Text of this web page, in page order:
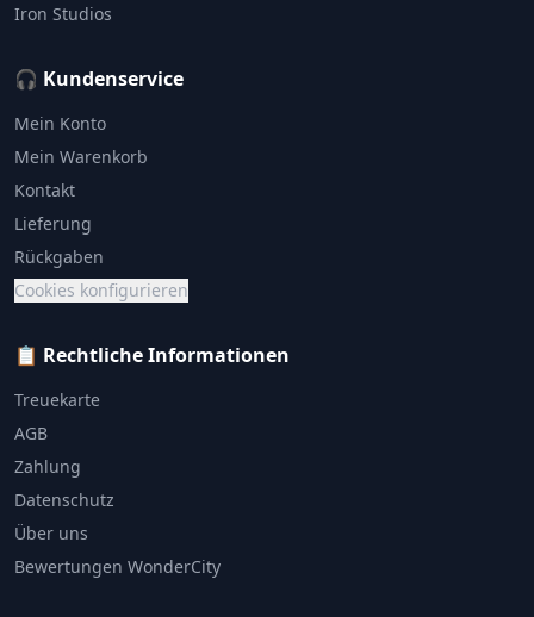
Iron Studios
🎧 Kundenservice
Mein Konto
Mein Warenkorb
Kontakt
Lieferung
Rückgaben
Cookies konfigurieren
📋 Rechtliche Informationen
Treuekarte
AGB
Zahlung
Datenschutz
Über uns
Bewertungen WonderCity